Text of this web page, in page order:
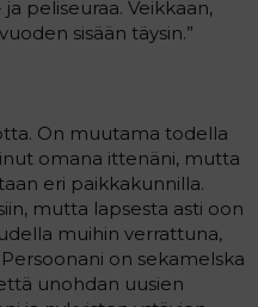
peliseuraa. Veikkaan,
sisään täysin.”
On muutama todella
omana ittenäni, mutta
eri paikkakunnilla.
mutta lapsesta asti oon
muihin verrattuna,
on sekamelska
unohdan uusien